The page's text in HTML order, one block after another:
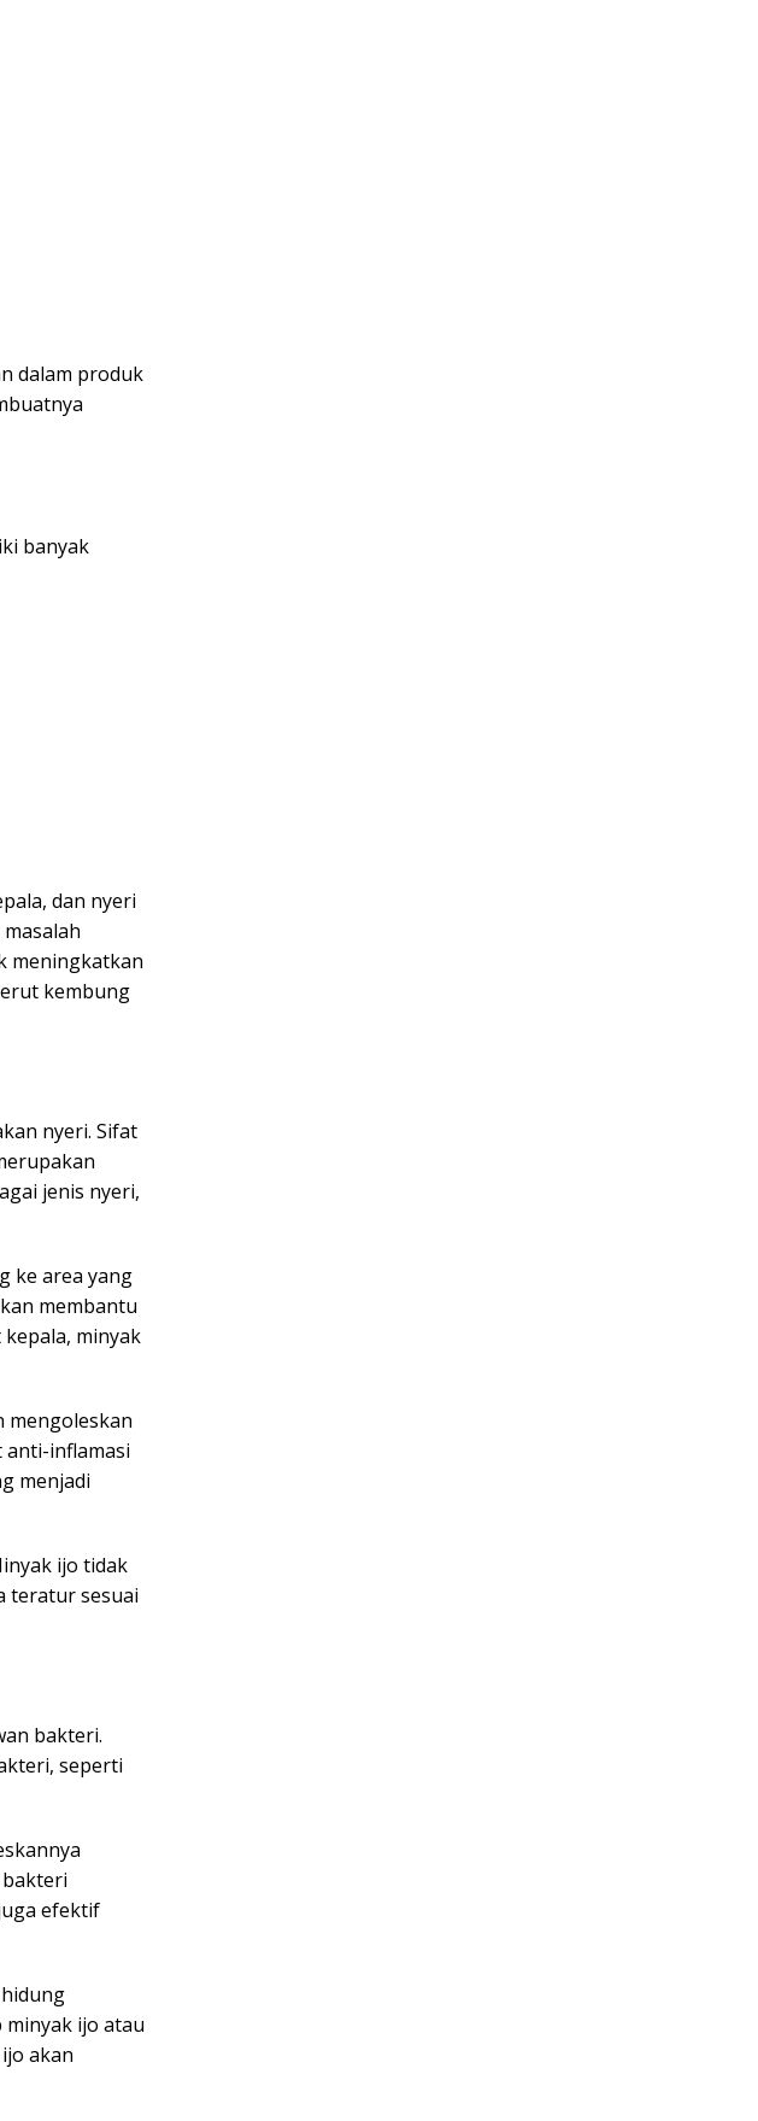
dalam produk
banyak
dan nyeri
meningkatkan
kembung
nyeri. Sifat
jenis nyeri,
ke area yang
membantu
minyak
mengoleskan
anti-inflamasi
menjadi
ijo tidak
teratur sesuai
bakteri.
seperti
efektif
ijo atau
akan